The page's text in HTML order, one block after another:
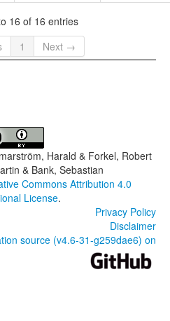
16 of 16 entries
1 Next →
Harald & Forkel, Robert
& Bank, Sebastian
Commons Attribution 4.0
License.
Privacy Policy
Disclaimer
source (v4.6-31-g259dae6) on